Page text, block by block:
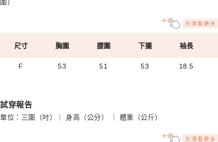
圍）
尺寸 胸圍 腰圍 下擺 袖長
F 53 51 53 18.5
試穿報告
單位：三圍（吋）｜ 身高（公分） ｜ 體重（公斤）